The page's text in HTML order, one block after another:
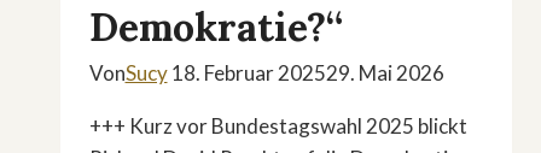
Demokratie?“
VonSucy 18. Februar 202529. Mai 2026
+++ Kurz vor Bundestagswahl 2025 blickt